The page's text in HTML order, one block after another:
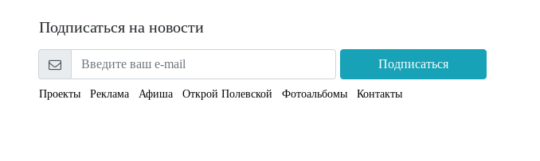
Подписаться на новости
Подписаться
Проекты Реклама Афиша Открой Полевской Фотоальбомы Контакты